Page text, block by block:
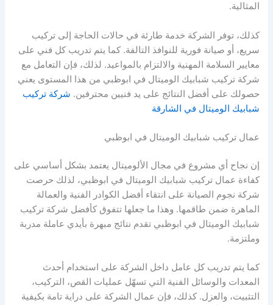
المثالية.
كذلك، توفر الشركة خدمة طارئة في حالات الحاجة إلى تركيب
سريع، أو صيانة فورية للنوافذ التالفة. كما يتم تدريب كل فني على
معايير السلامة المهنية والالتزام بالمواعيد. لذلك، فإن التعامل مع
شركة تركيب شبابيك الوميتال في ابوظبي من هذا المستوى يعني
حصولك على أفضل النتائج على يد فنيين محترفين. شركة تركيب
شبابيك الوميتال في الشارقة
عمال تركيب شبابيك الوميتال في ابوظبي
إن نجاح أي مشروع في مجال الألوميتال يعتمد بشكل أساسي على
كفاءة عمال تركيب شبابيك الوميتال في ابوظبي، لذلك حرصت
شركة نجوم الصيانة على انتقاء أفضل الكوادر الفنية والعمالة
الماهرة ضمن طاقمها. وهذا ما جعلها تتفوق كأفضل شركة تركيب
شبابيك الوميتال في ابوظبي تقدم نتائج مبهرة بأيدي عاملة مدربة
وملتزمة.
كما يتم تدريب كل عامل داخل الشركة على استخدام أحدث
المعدات والوسائل الفنية التي تسهّل عمليات القص، التركيب،
التثبيت، والعزل. كذلك، فإن عمال الشركة على دراية تامة بكيفية